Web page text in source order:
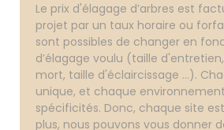
Le prix d'élagage d’arbres est
projet par un taux horaire ou
sont possibles de changer en
d’élagage voulu (taille
mort, taille d'éclaircissage ...).
unique, et chaque
spécificités. Donc, chaque site
plus, nous pouvons vous donner